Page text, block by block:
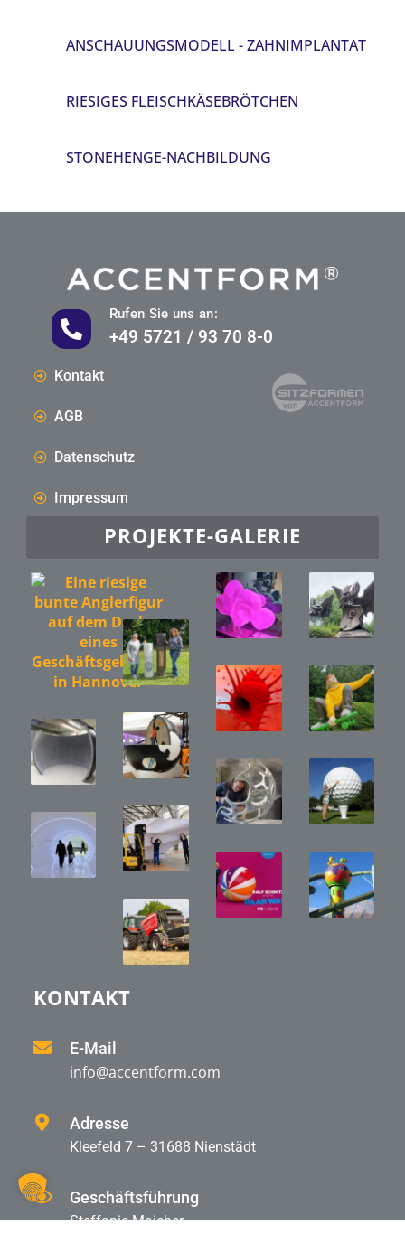
ANSCHAUUNGSMODELL - ZAHNIMPLANTAT
RIESIGES FLEISCHKÄSEBRÖTCHEN
STONEHENGE-NACHBILDUNG
Rufen Sie uns an:
+49 5721 / 93 70 8-0
Kontakt
AGB
Datenschutz
Impressum
PROJEKTE-GALERIE
KONTAKT
E-Mail
info@accentform.com
Adresse
Kleefeld 7 – 31688 Nienstädt
Geschäftsführung
Steffanie Maicher